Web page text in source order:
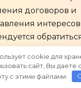
договоров и
со
праве.
cookie для
сайт, Вы даете
с этими файлами.